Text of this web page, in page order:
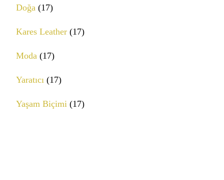
Doğa (17)
Kares Leather (17)
Moda (17)
Yaratıcı (17)
Yaşam Biçimi (17)